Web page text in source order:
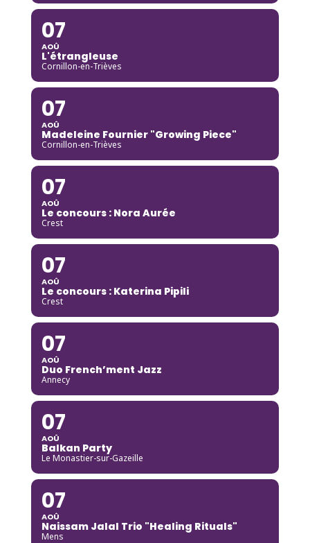
07
AOÛ
L'étrangleuse
Cornillon-en-Trièves
07
AOÛ
Madeleine Fournier "Growing Piece"
Cornillon-en-Trièves
07
AOÛ
Le concours : Nora Aurée
Crest
07
AOÛ
Le concours : Katerina Pipili
Crest
07
AOÛ
Duo French’ment Jazz
Annecy
07
AOÛ
Balkan Party
Le Monastier-sur-Gazeille
07
AOÛ
Naissam Jalal Trio "Healing Rituals"
Mens